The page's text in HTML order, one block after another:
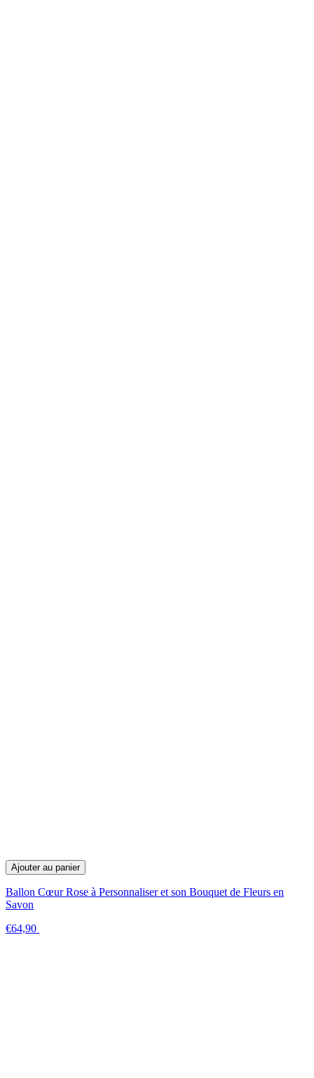
Ajouter au panier
Ballon Cœur Rose à Personnaliser et son Bouquet de Fleurs en
Savon
€64,90